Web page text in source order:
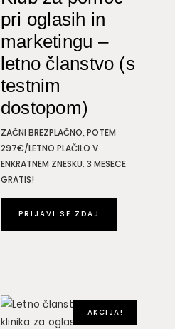
pri oglasih in
marketingu –
letno članstvo (s
testnim
dostopom)
ZAČNI BREZPLAČNO, POTEM
297€/LETNO PLAČILO V
ENKRATNEM ZNESKU. 3 MESECE
GRATIS!
PRIJAVI SE ZDAJ
AKCIJA!